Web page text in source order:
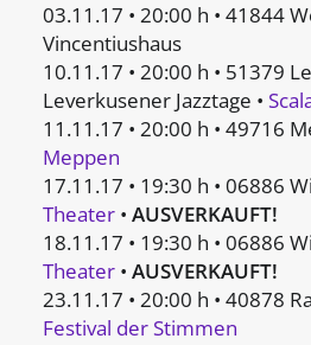
03.11.17 • 20:00 h • 41844
Vincentiushaus
10.11.17 • 20:00 h • 51379
Leverkusener Jazztage •
11.11.17 • 20:00 h • 49716
Meppen
17.11.17 • 19:30 h • 06886
Theater • AUSVERKAUFT!
18.11.17 • 19:30 h • 06886
Theater • AUSVERKAUFT!
23.11.17 • 20:00 h • 40878
Festival der Stimmen